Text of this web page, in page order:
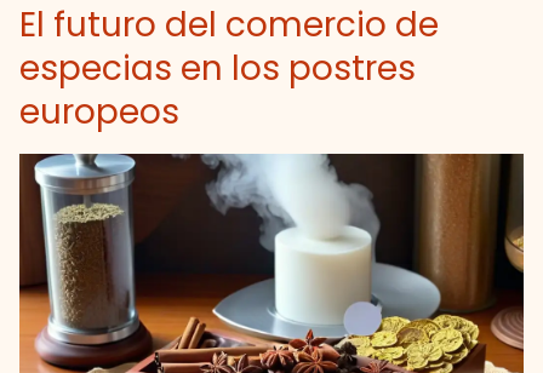
El futuro del comercio de
especias en los postres
europeos